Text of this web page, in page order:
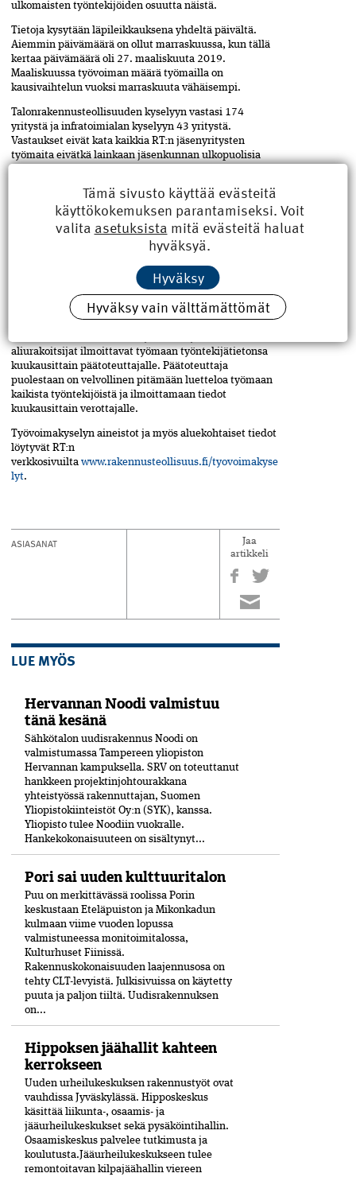
ulkomaisten työntekijöiden osuutta näistä.
Tietoja kysytään läpileikkauksena yhdeltä päivältä.
Aiemmin päivämäärä on ollut marraskuussa, kun tällä
kertaa päivämäärä oli 27. maaliskuuta 2019.
Maaliskuussa työvoiman määrä työmailla on
kausivaihtelun vuoksi marraskuuta vähäisempi.
Talonrakennusteollisuuden kyselyyn vastasi 174
yritystä ja infratoimialan kyselyyn 43 yritystä.
Vastaukset eivät kata kaikkia RT:n jäsenyritysten
työmaita eivätkä lainkaan jäsenkunnan ulkopuolisia
koska kyselyyn osallistuvat yritykset ilmoittavat myös
työmaillaan toimivien aliurakoitsijoidensa
työntekijätiedot.
Rakennusyrityksissä tiedetään nykyisin entistä
tarkemmin, keitä työmailla työskentelee sekä miten
työehdot ja veronmaksu hoituvat. Vuodesta 2013
lähtien kaikilla rakennustyömailla työskentelevillä on
oltava veronumero ja heidät on merkittävä
veronumerorekisteriin. Lisäksi vuonna 2014 voimaan
aliurakoitsijat ilmoittavat työmaan työntekijätietonsa
kuukausittain päätoteuttajalle. Päätoteuttaja
puolestaan on velvollinen pitämään luetteloa työmaan
kaikista työntekijöistä ja ilmoittamaan tiedot
kuukausittain verottajalle.
Työvoimakyselyn aineistot ja myös aluekohtaiset tiedot
löytyvät RT:n
verkkosivuilta www.rakennusteollisuus.fi/tyovoimakyse
lyt.
ASIASANAT
Jaa
artikkeli
LUE MYÖS
Hervannan Noodi valmistuu
tänä kesänä
Sähkötalon uudisrakennus Noodi on
valmistumassa Tampereen yliopiston
Hervannan kampuksella. SRV on toteuttanut
hankkeen projektinjohtourakkana
yhteistyössä rakennuttajan, Suomen
Yliopistokiinteistöt Oy:n (SYK), kanssa.
Yliopisto tulee Noodiin vuokralle.
Hankekokonaisuuteen on sisältynyt...
Pori sai uuden kulttuuritalon
Puu on merkittävässä roolissa Porin
keskustaan Eteläpuiston ja Mikonkadun
kulmaan viime vuoden lopussa
valmistuneessa moni­toimitalossa,
Kulturhuset Fiinissä.
Rakennuskokonaisuuden laajennusosa on
tehty CLT-levyistä. Julkisivuissa on käytetty
puuta ja paljon tiiltä. Uudisrakennuksen
on...
Hippoksen jäähallit kahteen
kerrokseen
Uuden urheilukeskuksen rakennustyöt ovat
vauhdissa Jyväskylässä. Hipposkeskus
käsittää liikunta-, osaamis- ja
jääurheilukeskukset sekä pysäköintihallin.
Osaamiskeskus palvelee tutkimusta ja
koulutusta.Jääurheilukeskukseen tulee
remontoitavan kilpajäähallin viereen
Tämä sivusto käyttää evästeitä
käyttökokemuksen parantamiseksi. Voit
valita asetuksista mitä evästeitä haluat
hyväksyä.
Hyväksy
Hyväksy vain välttämättömät